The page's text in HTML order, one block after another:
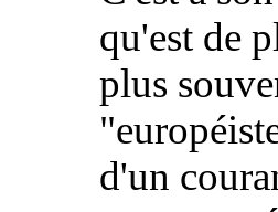
qu'est de
plus
d'un